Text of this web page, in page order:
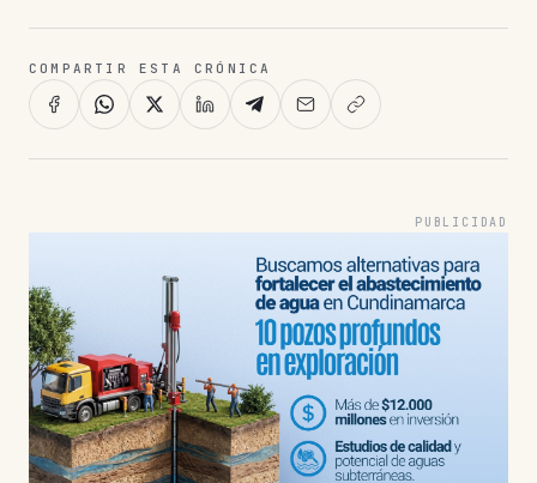
COMPARTIR ESTA CRÓNICA
PUBLICIDAD